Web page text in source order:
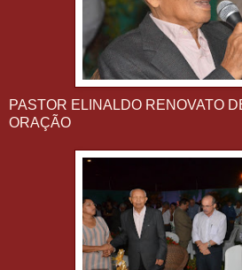
PASTOR ELINALDO RENOVATO
ORAÇÃO